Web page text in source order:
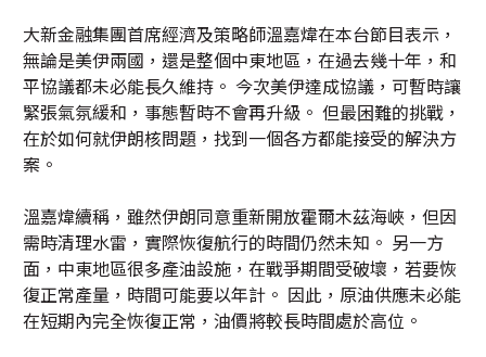
大新金融集團首席經濟及策略師溫嘉煒在本台節目表示，
無論是美伊兩國，還是整個中東地區，在過去幾十年，和
平協議都未必能長久維持。 今次美伊達成協議，可暫時讓
緊張氣氛緩和，事態暫時不會再升級。 但最困難的挑戰，
在於如何就伊朗核問題，找到一個各方都能接受的解決方
案。
溫嘉煒續稱，雖然伊朗同意重新開放霍爾木茲海峽，但因
需時清理水雷，實際恢復航行的時間仍然未知。 另一方
面，中東地區很多產油設施，在戰爭期間受破壞，若要恢
復正常產量，時間可能要以年計。 因此，原油供應未必能
在短期內完全恢復正常，油價將較長時間處於高位。